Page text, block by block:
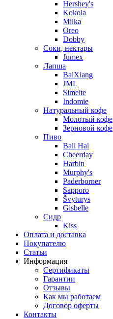
Hershey's
Kokola
Milka
Oreo
Dobby
Соки, нектары
Jumex
Лапша
BaiXiang
JML
Simeite
Indomie
Натуральный кофе
Молотый кофе
Зерновой кофе
Пиво
Bali Hai
Cheerday
Harbin
Murphy's
Paderborner
Sapporo
Švyturys
Gisbelle
Сидр
Kiss
Оплата и доставка
Покупателю
Статьи
Информация
Сертификаты
Гарантии
Отзывы
Как мы работаем
Договор оферты
Контакты